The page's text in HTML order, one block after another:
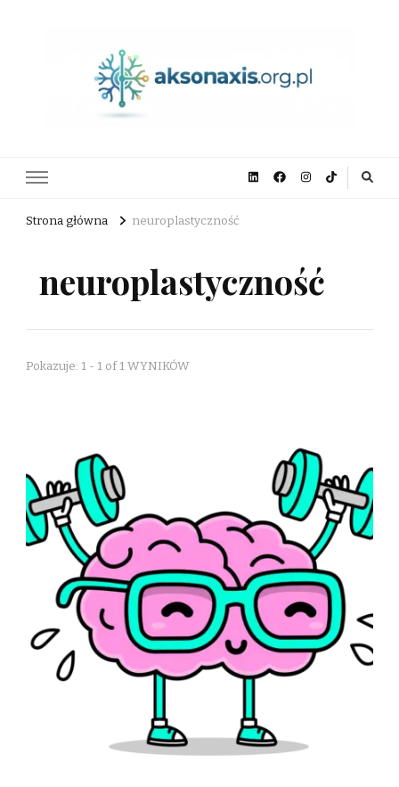
Strona główna neuroplastyczność
neuroplastyczność
Pokazuje: 1 - 1 of 1 WYNIKÓW